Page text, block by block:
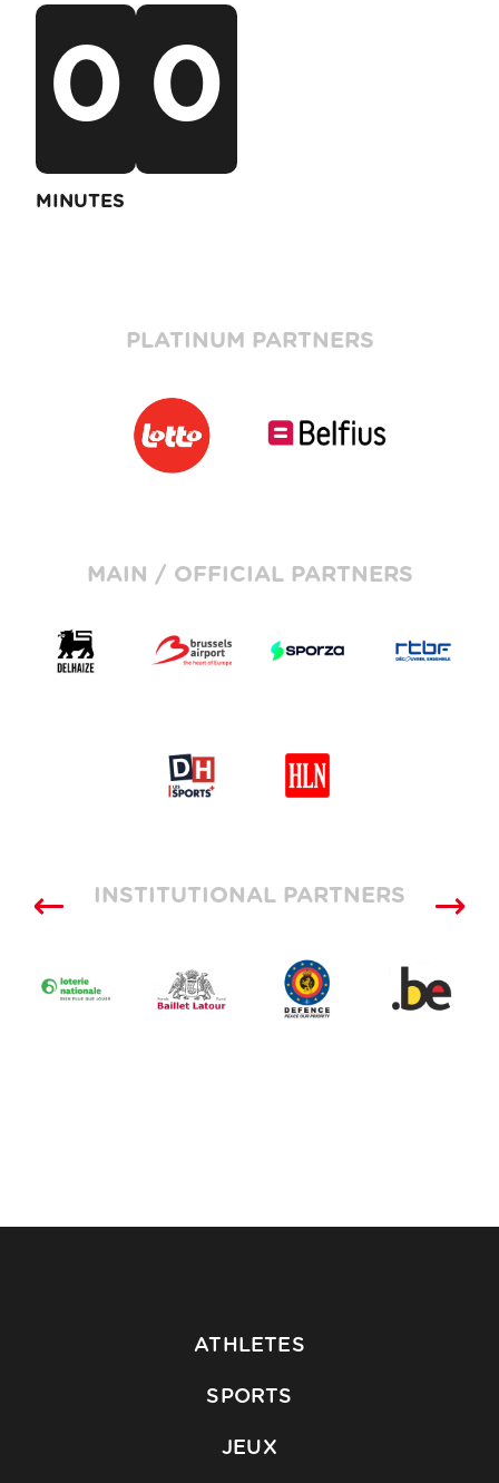
0 0
MINUTES
PLATINUM PARTNERS
MAIN / OFFICIAL PARTNERS
INSTITUTIONAL PARTNERS
ATHLETES
SPORTS
JEUX